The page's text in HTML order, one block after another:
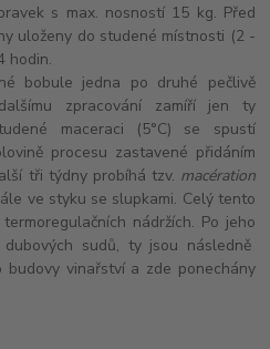
s max. nosností 15 kg. Před
uloženy do studené místnosti (2 -
hodin.
bobule jedna po druhé pečlivě
zpracování zamíří jen ty
maceraci (5°C) se spustí
procesu zastavené přidáním
tři týdny probíhá tzv. macération
ve styku se slupkami. Celý tento
nádržích. Po jeho
sudů, ty jsou následně
budovy vinařství a zde ponechány